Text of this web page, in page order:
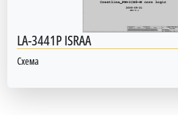
LA-3441P ISRAA
Схема